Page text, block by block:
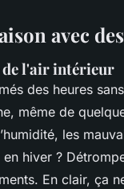
avec
l'air intérieur
des heures
même de
les
hiver ?
En clair, ça